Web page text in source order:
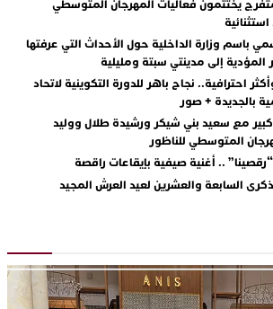
45 ألف متفرج يختتمون فعاليات المهرجان المتوسطي
باسم وزارة الداخلية حول الأحداث التي عرفتها
المؤدية إلى مدينتي سبتة ومليلية
احترافية.. نجاح باهر للدورة التكوينية لاتحاد
بالجديدة + صور
مع سعيد بني شيكر ورشيدة طلال ووليد
المتوسطي للناظور
.. أغنية صيفية بإيقاعات راقصة
السابعة والعشرين لعيد العرش المجيد
تألقها الفني وتؤكد مكانتها بأداء مميز في
الفتاة القاصر: كواليس مثيرة لعملية تحرير
سوابق بالجديدة
يقود قاطرة التكوين بالجديدة ويستضيف